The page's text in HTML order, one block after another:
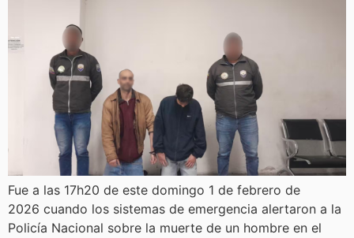
Fue a las 17h20 de este domingo 1 de febrero de
2026 cuando los sistemas de emergencia alertaron a la
Policía Nacional sobre la muerte de un hombre en el